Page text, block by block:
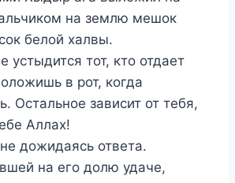
на землю мешок
белой халвы.
устыдится тот, кто отдает
в рот, когда
Остальное зависит от тебя,
Аллах!
дожидаясь ответа.
на его долю удаче,